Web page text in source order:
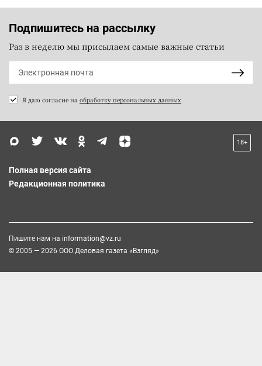
Подпишитесь на рассылку
Раз в неделю мы присылаем самые важные статьи
Я даю согласие на обработку персональных данных
18+
Полная версия сайта
Редакционная политика
Пишите нам на information@vz.ru
© 2005 — 2026 ООО Деловая газета «Взгляд»